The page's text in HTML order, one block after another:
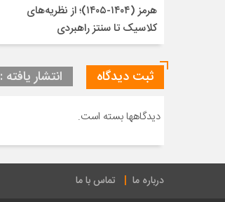
هرمز (۱۴۰۴-۱۴۰۵)؛ از نظریه‌های
کلاسیک تا سنتز راهبردی
ثبت دیدگاه انتشار یافته : ۰
دیدگاهها بسته است.
درباره ما تماس با ما